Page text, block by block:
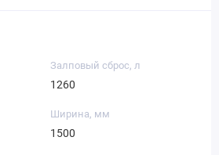
Залповый сброс, л
1260
Ширина, мм
1500